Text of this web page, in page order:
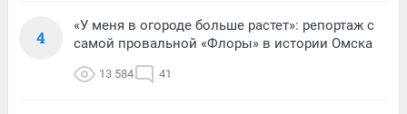
4
«У меня в огороде больше растет»: репортаж с
самой провальной «Флоры» в истории Омска
13 584 41